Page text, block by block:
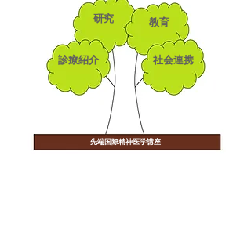
​​京都大学医学研究科先端国際精神医学講
座
研究
診療紹介 社会連携
教育
先端国際精神医学講座